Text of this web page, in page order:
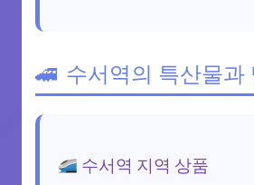
수서역의 특산물과
수서역 지역 상품